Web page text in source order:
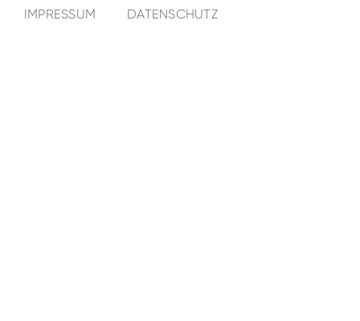
IMPRESSUM DATENSCHUTZ